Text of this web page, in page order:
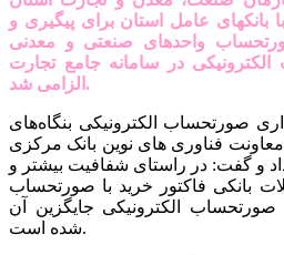
بانکهای عامل استان برای پیگیری و
واحدهای صنعتی و معدنی
در سامانه جامع تجارت
الزامی شد.
صورتحساب الکترونیکی بنگاه‌های
فناوری های نوین بانک مرکزی
و گفت: در راستای شفافیت بیشتر و
بانکی فاکتور خرید با صورتحساب
الکترونیکی جایگزین آن
شده است.